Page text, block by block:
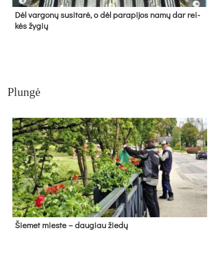
Dėl var­go­nų su­si­ta­rė, o dėl pa­ra­pi­jos na­mų dar rei­
kės žy­gių
Plungė
Šie­met mies­te – dau­giau žie­dų